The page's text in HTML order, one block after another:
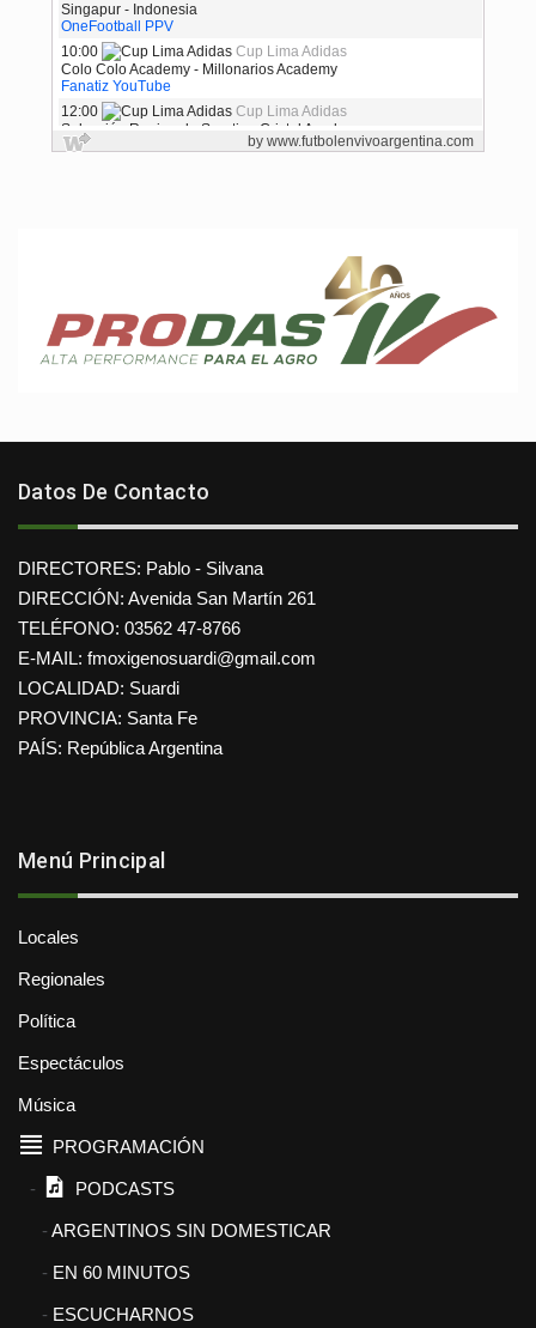
Datos De Contacto
DIRECTORES: Pablo - Silvana
DIRECCIÓN: Avenida San Martín 261
TELÉFONO: 03562 47-8766
E-MAIL: fmoxigenosuardi@gmail.com
LOCALIDAD: Suardi
PROVINCIA: Santa Fe
PAÍS: República Argentina
Menú Principal
Locales
Regionales
Política
Espectáculos
Música
PROGRAMACIÓN
PODCASTS
ARGENTINOS SIN DOMESTICAR
EN 60 MINUTOS
ESCUCHARNOS